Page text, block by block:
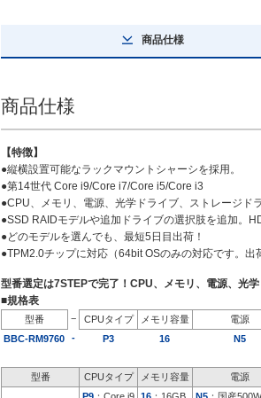
商品仕様
商品仕様
【特徴】
●縦横設置可能なラックマウントシャーシを採用。
●第14世代 Core i9/Core i7/Core i5/Core i3
●CPU、メモリ、電源、光学ドライブ、ストレージド
●SSD RAIDモデルや追加ドライブの選択肢を追加。
●どのモデルを選んでも、最短5日目出荷！
●TPM2.0チップに対応（64bit OSのみの対応です。
型番選定は7STEPで完了！CPU、メモリ、電源、光
■規格表
型番 − CPUタイプ メモリ容量 電源
BBC-RM9760
- P3 16 N5
型番 CPUタイプ メモリ容量 電源